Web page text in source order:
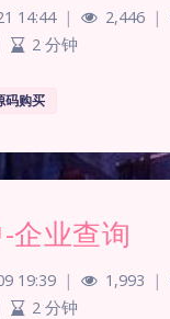
14:44 | 2,446 |
2 分钟
购买
企业查询
19:39 | 1,993 |
2 分钟